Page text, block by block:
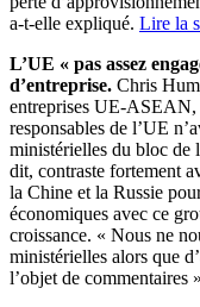
a-t-elle expliqué. Lire la
L’UE « pas assez
d’entreprise. Chris
entreprises UE-ASEAN,
responsables de l’UE
ministérielles du bloc de
dit, contraste fortement
la Chine et la Russie
économiques avec ce
croissance. « Nous ne
ministérielles alors que
l’objet de commentaires